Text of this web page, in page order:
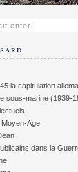
la capitulation
sous-marine (1939-
Moyen-Age
dans la